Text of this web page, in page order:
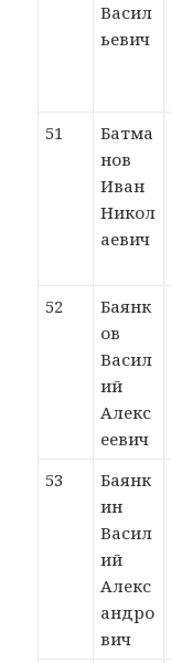
Васил
ьевич
51
Батма
нов
Иван
Никол
аевич
52
Баянк
ов
Васил
ий
Алекс
еевич
53
Баянк
ин
Васил
ий
Алекс
андро
вич